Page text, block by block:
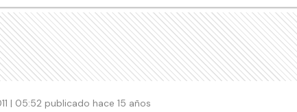
| 05:52 publicado hace 15 años